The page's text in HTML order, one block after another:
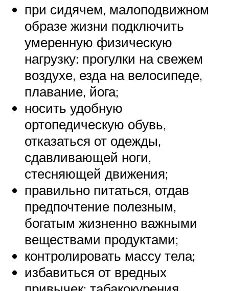
при сидячем, малоподвижном
образе жизни подключить
умеренную физическую
нагрузку: прогулки на свежем
воздухе, езда на велосипеде,
плавание, йога;
носить удобную
ортопедическую обувь,
отказаться от одежды,
сдавливающей ноги,
стесняющей движения;
правильно питаться, отдав
предпочтение полезным,
богатым жизненно важными
веществами продуктами;
контролировать массу тела;
избавиться от вредных